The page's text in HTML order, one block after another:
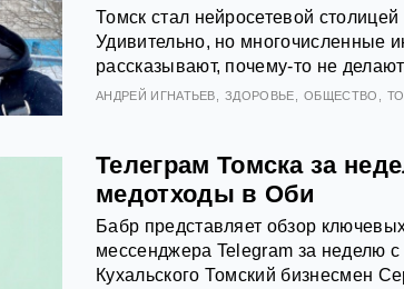
Томск стал нейросетевой
Удивительно, но многочисленные
рассказывают, почему-то не
АНДРЕЙ ИГНАТЬЕВ ЗДОРОВЬЕ ОБЩЕСТВО
Телеграм Томска за
медотходы в Оби
Бабр представляет обзор
мессенджера Telegram за неделю
Кухальского Томский бизнесмен